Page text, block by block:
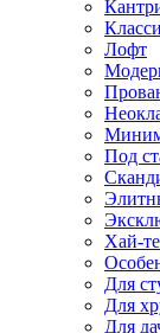
Лофт
Под
Хай-
Для
Для
Для